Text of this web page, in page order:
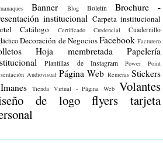
Banner Blog Boletín
Brochure -
institucional Carpeta institucional
Catálogo Certificado Credencial
Cuadernillo
Decoración de NegociosFacebook Facturero
Hoja membretada
Papelería
Plantillas de Instagram
Power Point
Audiovisual Página Web Remeras Stickers
Tienda Virtual - Página Web Volantes
de logo
flyers
tarjeta